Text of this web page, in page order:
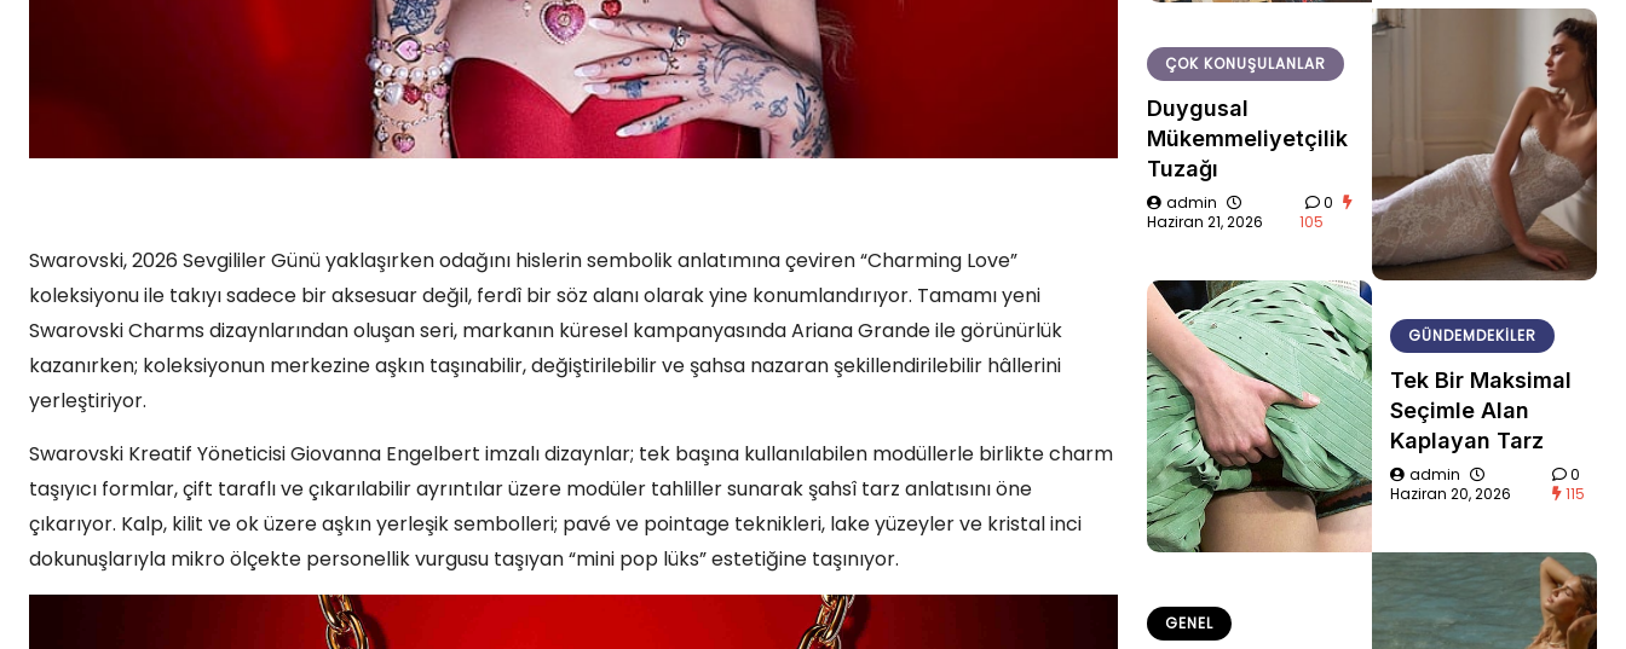
Swarovski, 2026 Sevgililer Günü yaklaşırken odağını hislerin sembolik anlatımına çeviren “Charming Love”
koleksiyonu ile takıyı sadece bir aksesuar değil, ferdî bir söz alanı olarak yine konumlandırıyor. Tamamı yeni
Swarovski Charms dizaynlarından oluşan seri, markanın küresel kampanyasında Ariana Grande ile görünürlük
kazanırken; koleksiyonun merkezine aşkın taşınabilir, değiştirilebilir ve şahsa nazaran şekillendirilebilir hâllerini
yerleştiriyor.
Swarovski Kreatif Yöneticisi Giovanna Engelbert imzalı dizaynlar; tek başına kullanılabilen modüllerle birlikte charm
taşıyıcı formlar, çift taraflı ve çıkarılabilir ayrıntılar üzere modüler tahliller sunarak şahsî tarz anlatısını öne
çıkarıyor. Kalp, kilit ve ok üzere aşkın yerleşik sembolleri; pavé ve pointage teknikleri, lake yüzeyler ve kristal inci
dokunuşlarıyla mikro ölçekte personellik vurgusu taşıyan “mini pop lüks” estetiğine taşınıyor.
ÇOK KONUŞULANLAR
Duygusal
Mükemmeliyetçilik
Tuzağı
admin
Haziran 21, 2026
0
105
GÜNDEMDEKILER
Tek Bir Maksimal
Seçimle Alan
Kaplayan Tarz
admin
Haziran 20, 2026
0
115
GENEL